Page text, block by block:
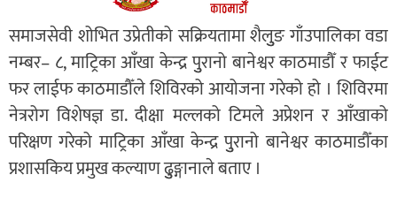
समाजसेवी शोभित उप्रेतीको सक्रियतामा शैलुुङ गाँउपालिका वडा
नम्बर– ८, माट्रिका आँखा केन्द्र पुुरानो बानेश्वर काठमाडौँ र फाईट
फर लाईफ काठमाडौँले शिविरको आयोजना गरेको हो । शिविरमा
नेत्ररोग विशेषज्ञ डा. दीक्षा मल्लको टिमले अप्रेशन र आँखाको
परिक्षण गरेको माट्रिका आँखा केन्द्र पुुरानो बानेश्वर काठमाडौँका
प्रशासकिय प्रमुख कल्याण ढुुङ्गानाले बताए ।